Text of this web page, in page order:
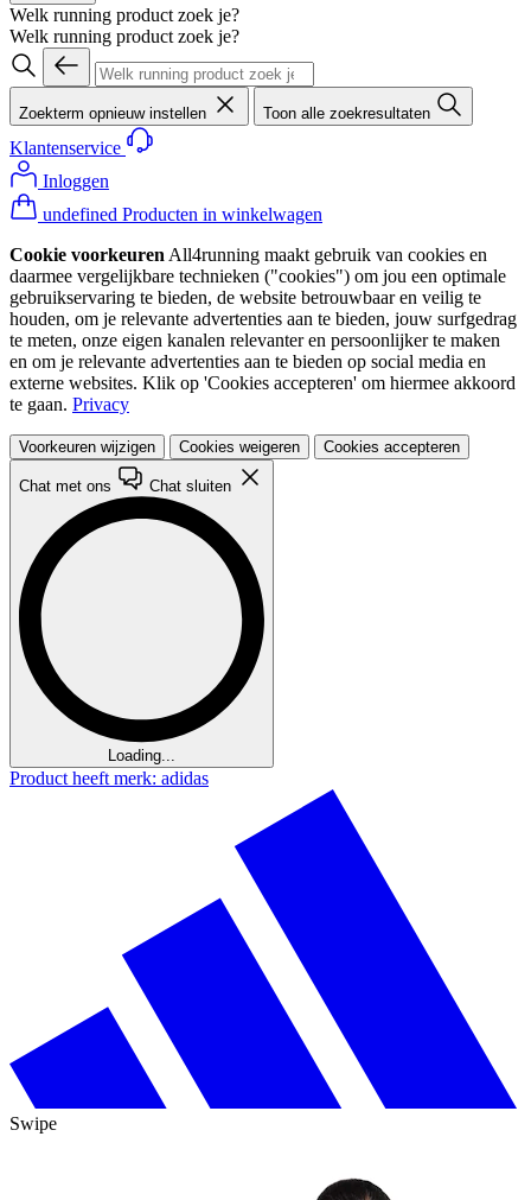
Welk running product zoek je?
Welk running product zoek je?
Zoekterm opnieuw instellen Toon alle zoekresultaten
Klantenservice
Inloggen
undefined Producten in winkelwagen
Cookie voorkeuren All4running maakt gebruik van cookies en
daarmee vergelijkbare technieken ("cookies") om jou een optimale
gebruikservaring te bieden, de website betrouwbaar en veilig te
houden, om je relevante advertenties aan te bieden, jouw surfgedrag
te meten, onze eigen kanalen relevanter en persoonlijker te maken
en om je relevante advertenties aan te bieden op social media en
externe websites. Klik op 'Cookies accepteren' om hiermee akkoord
te gaan. Privacy
Voorkeuren wijzigen Cookies weigeren Cookies accepteren
Chat met ons Chat sluiten
Loading...
Product heeft merk: adidas
Swipe